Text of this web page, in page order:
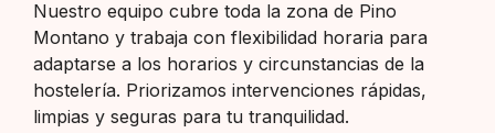
Nuestro equipo cubre toda la zona de Pino
Montano y trabaja con flexibilidad horaria para
adaptarse a los horarios y circunstancias de la
hostelería. Priorizamos intervenciones rápidas,
limpias y seguras para tu tranquilidad.